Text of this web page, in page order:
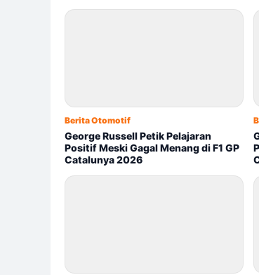
Berita Otomotif
George Russell Petik Pelajaran
Positif Meski Gagal Menang di F1 GP
Catalunya 2026